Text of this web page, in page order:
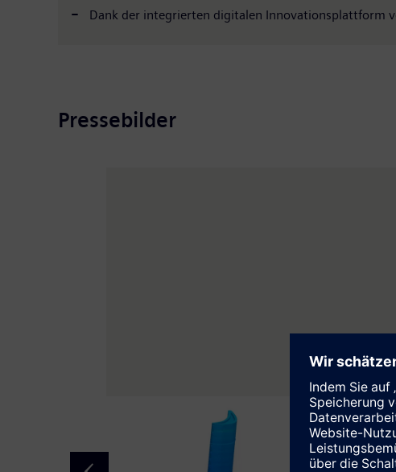
Dank der integrierten digitalen Innovationsplattform
Pressebilder